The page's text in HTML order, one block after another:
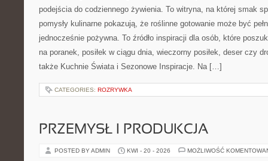
podejścia do codziennego żywienia. To witryna, na której smak
pomysły kulinarne pokazują, że roślinne gotowanie może być
jednocześnie pożywna. To źródło inspiracji dla osób, które
na poranek, posiłek w ciągu dnia, wieczorny posiłek, deser czy
także Kuchnie Świata i Sezonowe Inspiracje. Na […]
CATEGORIES: ROZRYWKA
PRZEMYSŁ I PRODUKCJA
POSTED BY ADMIN KWI - 20 - 2026 MOŻLIWOŚĆ